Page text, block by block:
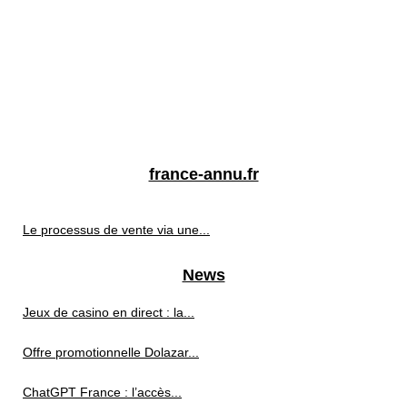
france-annu.fr
Le processus de vente via une...
News
Jeux de casino en direct : la...
Offre promotionnelle Dolazar...
ChatGPT France : l’accès...